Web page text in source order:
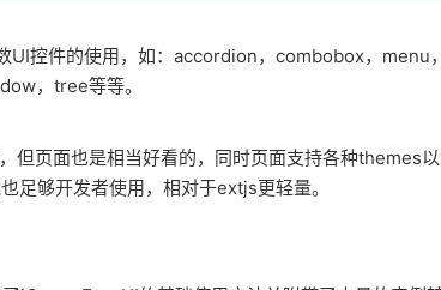
UI控件的使用，如：accordion，combobox，menu
，tree等等。
但页面也是相当好看的，同时页面支持各种themes
足够开发者使用，相对于extjs更轻量。